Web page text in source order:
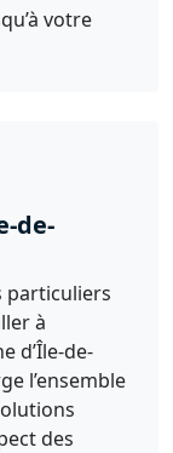
votre
de-
particuliers
à
d’Île-de-
l’ensemble
des